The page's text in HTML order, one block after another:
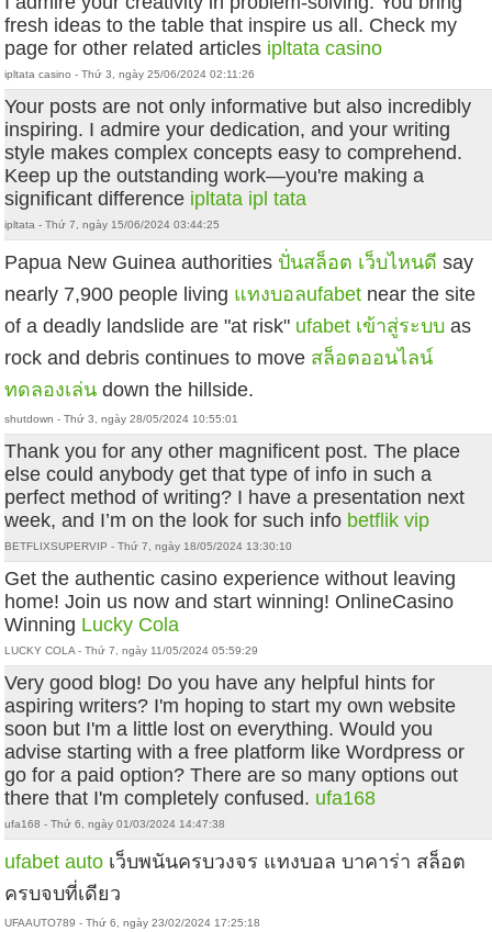
fresh ideas to the table that inspire us all. Check my
page for other related articles ipltata casino
ipltata casino - Thứ 3, ngày 25/06/2024 02:11:26
Your posts are not only informative but also incredibly
inspiring. I admire your dedication, and your writing
style makes complex concepts easy to comprehend.
Keep up the outstanding work—you're making a
significant difference ipltata ipl tata
ipltata - Thứ 7, ngày 15/06/2024 03:44:25
Papua New Guinea authorities ปั่นสล็อต เว็บไหนดี say
nearly 7,900 people living แทงบอลufabet near the site
of a deadly landslide are "at risk" ufabet เข้าสู่ระบบ as
rock and debris continues to move สล็อตออนไลน์
ทดลองเล่น down the hillside.
shutdown - Thứ 3, ngày 28/05/2024 10:55:01
Thank you for any other magnificent post. The place
else could anybody get that type of info in such a
perfect method of writing? I have a presentation next
week, and I’m on the look for such info betflik vip
BETFLIXSUPERVIP - Thứ 7, ngày 18/05/2024 13:30:10
Get the authentic casino experience without leaving
home! Join us now and start winning! OnlineCasino
Winning Lucky Cola
LUCKY COLA - Thứ 7, ngày 11/05/2024 05:59:29
Very good blog! Do you have any helpful hints for
aspiring writers? I'm hoping to start my own website
soon but I'm a little lost on everything. Would you
advise starting with a free platform like Wordpress or
go for a paid option? There are so many options out
there that I'm completely confused. ufa168
ufa168 - Thứ 6, ngày 01/03/2024 14:47:38
ufabet auto เว็บพนันครบวงจร แทงบอล บาคาร่า สล็อต
ครบจบที่เดียว
UFAAUTO789 - Thứ 6, ngày 23/02/2024 17:25:18